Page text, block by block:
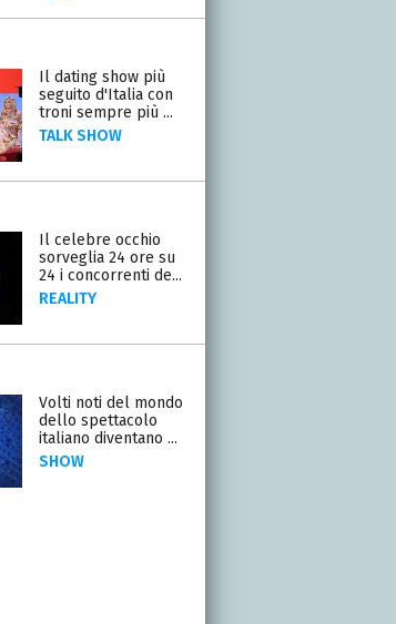
Il dating show più
seguito d'Italia con
troni sempre più ...
TALK SHOW
Il celebre occhio
sorveglia 24 ore su
24 i concorrenti de...
REALITY
Volti noti del mondo
dello spettacolo
italiano diventano ...
SHOW